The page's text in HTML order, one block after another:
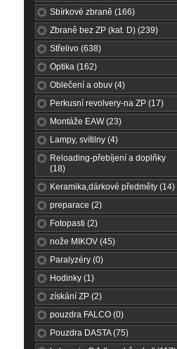
Sbírkové zbraně (166)
Zbraně bez ZP (kat. D) (239)
Střelivo (638)
Optika (162)
Oblečení a obuv (4)
Perkusní revolvery-na ZP (17)
Montáže EAW (23)
Lampy, svítilny (4)
Reloading-přebíjení a doplňky
(18)
Keramika,dárkové předměty (14)
preparace (2)
Fotopasti (2)
nože MIKOV (45)
Paralyzéry (0)
Hodinky (1)
získání ZP (2)
pouzdra FALCO (0)
Pouzdra DASTA (75)